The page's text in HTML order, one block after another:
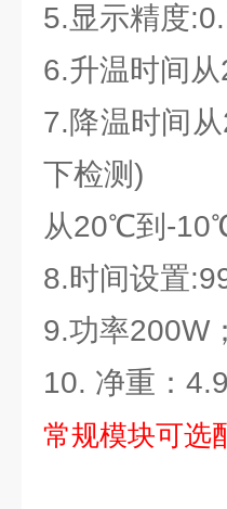
5.显示精度
6.升温时间
7.降温时间
下检测)
从20℃到-
8.时间设置
9.功率200W
10. 净重：
常规模块可选